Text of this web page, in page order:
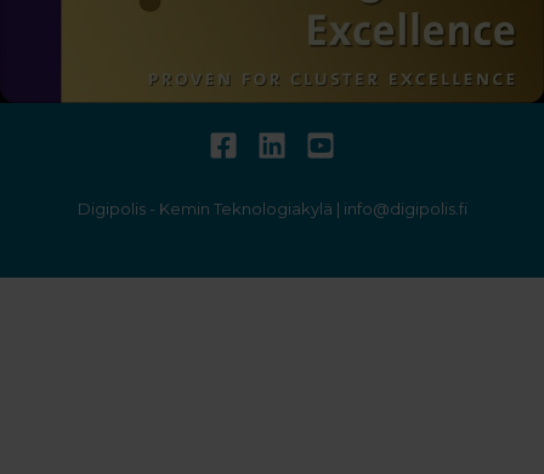
Digipolis - Kemin Teknologiakylä | info@digipolis.fi